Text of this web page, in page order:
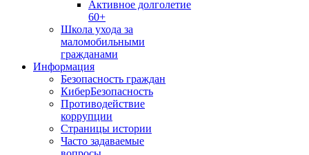
Активное долголетие
60+
Школа ухода за
маломобильными
гражданами
Информация
Безопасность граждан
КиберБезопасность
Противодействие
коррупции
Страницы истории
Часто задаваемые